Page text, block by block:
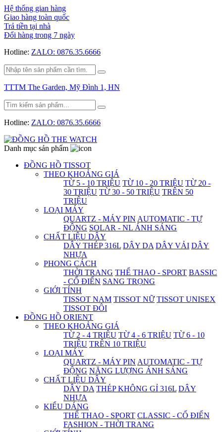
Hệ thống gian hàng
Giao hàng toàn quốc
Trả tiền tại nhà
Đổi hàng trong 7 ngày
Hotline: ZALO: 0876.35.6666
TTTM The Garden, Mỹ Đình 1, HN
Hotline: ZALO: 0876.35.6666
Danh mục sản phẩm
ĐỒNG HỒ TISSOT
THEO KHOẢNG GIÁ
TỪ 5 - 10 TRIỆU TỪ 10 - 20 TRIỆU TỪ 20 -
30 TRIỆU TỪ 30 - 50 TRIỆU TRÊN 50
TRIỆU
LOẠI MÁY
QUARTZ - MÁY PIN AUTOMATIC - TỰ
ĐỘNG SOLAR - NL ÁNH SÁNG
CHẤT LIỆU DÂY
DÂY THÉP 316L DÂY DA DÂY VẢI DÂY
NHỰA
PHONG CÁCH
THỜI TRANG THỂ THAO - SPORT BASSIC
- CỔ ĐIỂN SANG TRỌNG
GIỚI TÍNH
TISSOT NAM TISSOT NỮ TISSOT UNISEX
TISSOT ĐÔI
ĐỒNG HỒ ORIENT
THEO KHOẢNG GIÁ
TỪ 2 - 4 TRIỆU TỪ 4 - 6 TRIỆU TỪ 6 - 10
TRIỆU TRÊN 10 TRIỆU
LOẠI MÁY
QUARTZ - MÁY PIN AUTOMATIC - TỰ
ĐỘNG NĂNG LƯỢNG ÁNH SÁNG
CHẤT LIỆU DÂY
DÂY DA THÉP KHÔNG GỈ 316L DÂY
NHỰA
KIỂU DÁNG
THỂ THAO - SPORT CLASSIC - CỔ ĐIỂN
FASHION - THỜI TRANG